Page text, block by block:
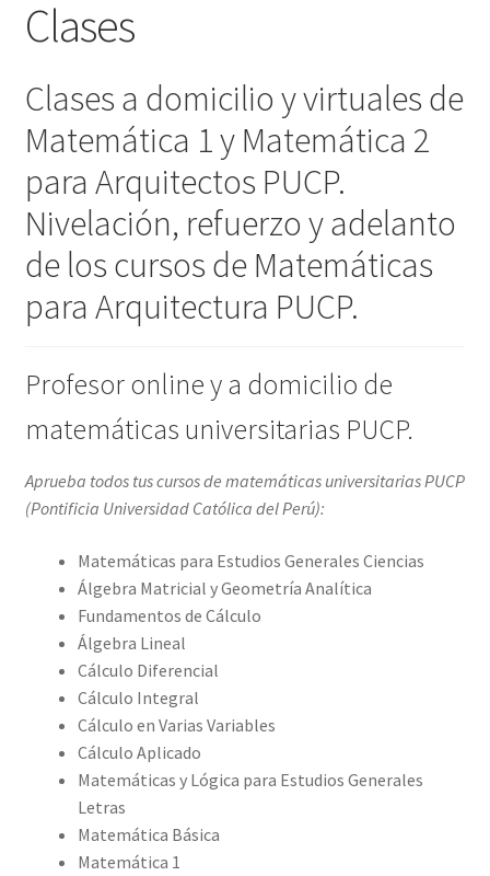
Clases
Clases a domicilio y virtuales de
Matemática 1 y Matemática 2
para Arquitectos PUCP.
Nivelación, refuerzo y adelanto
de los cursos de Matemáticas
para Arquitectura PUCP.
Profesor online y a domicilio de
matemáticas universitarias PUCP.
Aprueba todos tus cursos de matemáticas universitarias PUCP
(Pontificia Universidad Católica del Perú):
Matemáticas para Estudios Generales Ciencias
Álgebra Matricial y Geometría Analítica
Fundamentos de Cálculo
Álgebra Lineal
Cálculo Diferencial
Cálculo Integral
Cálculo en Varias Variables
Cálculo Aplicado
Matemáticas y Lógica para Estudios Generales
Letras
Matemática Básica
Matemática 1